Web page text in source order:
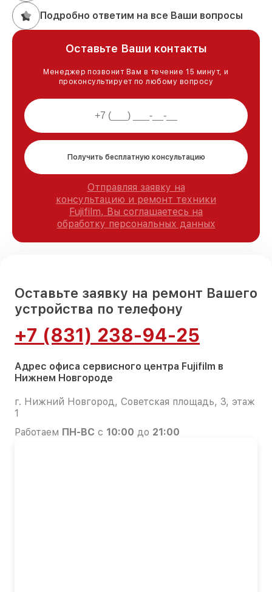
Подробно ответим на все Ваши вопросы
Оставьте Ваши контакты
Менеджер позвонит Вам в течение 15 минут, и
проконсультирует по любому вопросу
Получить бесплатную консультацию
Отправляя заявку на
консультацию и ремонт техники
Fujifilm, Вы соглашаетесь на
обработку персональных данных
Оставьте заявку на ремонт Вашего
устройства по телефону
+7 (831) 238-94-25
Адрес офиса сервисного центра Fujifilm в
Нижнем Новгороде
г. Нижний Новгород, Советская площадь, 3, этаж
1
Работаем ПН-ВС с 10:00 до 21:00